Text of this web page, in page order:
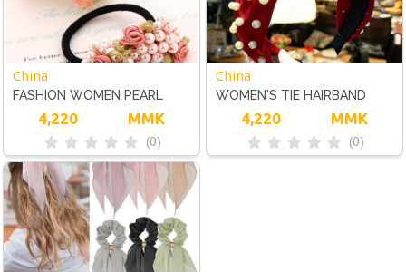
China
FASHION WOMEN PEARL
FLOWER ELASTIC HAIR
BAND ROPE PONYTAIL
HOLDER HAIR JEWELRY
4,220 MMK
(0)
China
WOMEN'S TIE HAIRBAND
HEADBAND TWIST WIDE
PEARL KNOT HAIR HOOP
BANDS ACCESSORIES
4,220 MMK
(0)